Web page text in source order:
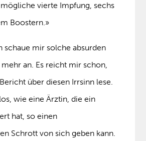
vierte Impfung, sechs
Boostern.»
schaue mir solche absurden
an. Es reicht mir schon,
über diesen Irrsinn lese.
wie eine Ärztin, die ein
hat, so einen
Schrott von sich geben kann.